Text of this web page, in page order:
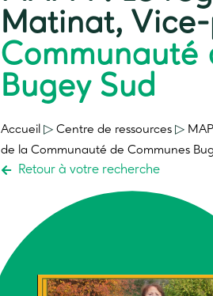
Matinat,
Communauté
Bugey Sud
Accueil ▷ Centre de ressources ▷
de la Communauté de Communes
Retour à votre recherche